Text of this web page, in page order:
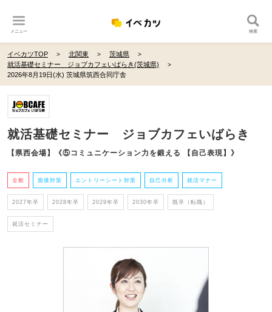
メニュー 検索
イベカツTOP 北関東
茨城県
就活基礎セミナー ジョブカフェいばらき(茨城県)
2026年8月19日(水) 茨城県筑西合同庁舎
就活基礎セミナー ジョブカフェいばらき
【県西会場】《⑤コミュニケーション力を鍛える 【自己表現】》
全般 面接対策 エントリーシート対策 自己分析 就活マナー
2027年卒 2028年卒 2029年卒 2030年卒 既卒（転職）
就活セミナー